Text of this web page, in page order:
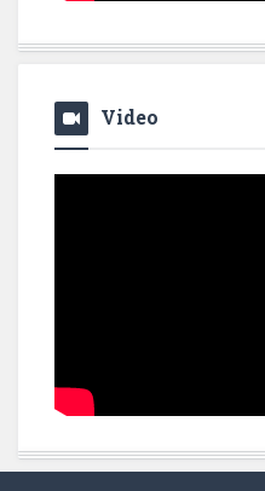
Video